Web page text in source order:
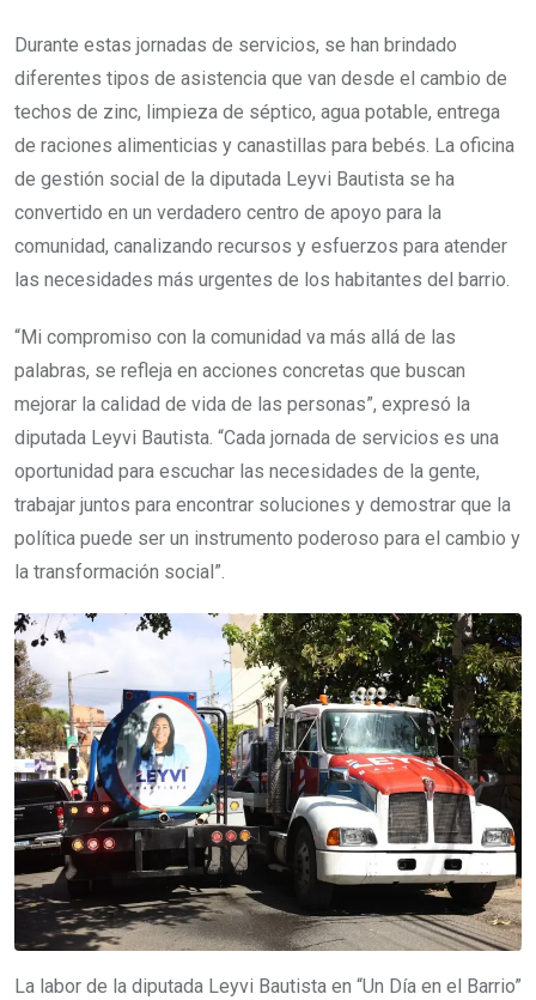
Durante estas jornadas de servicios, se han brindado
diferentes tipos de asistencia que van desde el cambio de
techos de zinc, limpieza de séptico, agua potable, entrega
de raciones alimenticias y canastillas para bebés. La oficina
de gestión social de la diputada Leyvi Bautista se ha
convertido en un verdadero centro de apoyo para la
comunidad, canalizando recursos y esfuerzos para atender
las necesidades más urgentes de los habitantes del barrio.
“Mi compromiso con la comunidad va más allá de las
palabras, se refleja en acciones concretas que buscan
mejorar la calidad de vida de las personas”, expresó la
diputada Leyvi Bautista. “Cada jornada de servicios es una
oportunidad para escuchar las necesidades de la gente,
trabajar juntos para encontrar soluciones y demostrar que la
política puede ser un instrumento poderoso para el cambio y
la transformación social”.
La labor de la diputada Leyvi Bautista en “Un Día en el Barrio”